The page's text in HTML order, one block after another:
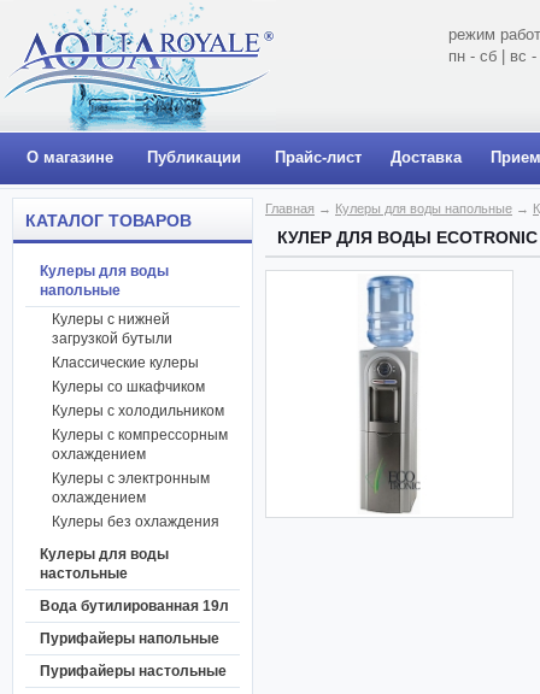
режим
пн - сб | вс
О магазине Публикации Прайс-лист Доставка
КАТАЛОГ ТОВАРОВ
Кулеры для воды
напольные
Кулеры с нижней
загрузкой бутыли
Классические кулеры
Кулеры со шкафчиком
Кулеры с холодильником
Кулеры с компрессорным
охлаждением
Кулеры с электронным
охлаждением
Кулеры без охлаждения
Кулеры для воды
настольные
Вода бутилированная 19л
Пурифайеры напольные
Пурифайеры настольные
Главная → Кулеры для воды напольные →
КУЛЕР ДЛЯ ВОДЫ